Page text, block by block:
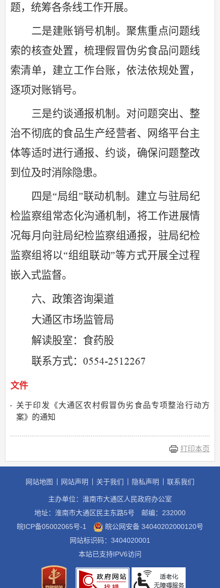
题，统筹各条线工作开展。
二是建账销号机制。聚焦重点问题线
索的核查处置，梳理假冒伪劣食品问题线
索清单，建立工作台账，依法依规处置，
逐项对账销号。
三是约谈通报机制。对问题突出、整
治不彻底的食品生产经营者、网络平台主
体等适时进行通报、约谈，确保问题整改
到位及时消除隐患。
四是“局组”联动机制。建立与驻局纪
检监察组常态化沟通机制，将工作进展情
况每月向驻局纪检监察组通报，驻局纪检
监察组将以“组组联动”等方式开展全过程
嵌入式监督。
六、 政策咨询渠道
大通区市场监管局
解读股室：食药股
联系方式： 0554-2512267
文件
关于印发《大通区农村假冒伪劣食品专项整治行动方
案》的通知
打印本页
网站地图 网站声明 关于我们 隐私声明 联系我们
主办单位：淮南市大通区人民政府办公室
地址：淮南市大通区民主东路5号
邮编：232000
皖ICP备05002065号-1
皖公网安备 34040202000120号
网站标识码：3404020001
本站已支持IPV6访问